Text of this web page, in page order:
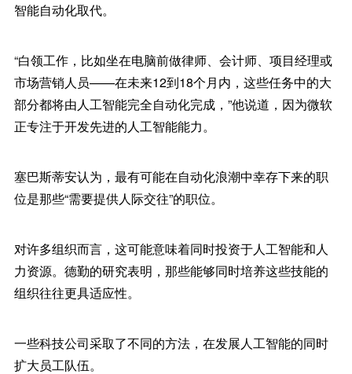
智能自动化取代。
“白领工作，比如坐在电脑前做律师、会计师、项目经理或
市场营销人员——在未来12到18个月内，这些任务中的大
部分都将由人工智能完全自动化完成，”他说道，因为微软
正专注于开发先进的人工智能能力。
塞巴斯蒂安认为，最有可能在自动化浪潮中幸存下来的职
位是那些“需要提供人际交往”的职位。
对许多组织而言，这可能意味着同时投资于人工智能和人
力资源。德勤的研究表明，那些能够同时培养这些技能的
组织往往更具适应性。
一些科技公司采取了不同的方法，在发展人工智能的同时
扩大员工队伍。